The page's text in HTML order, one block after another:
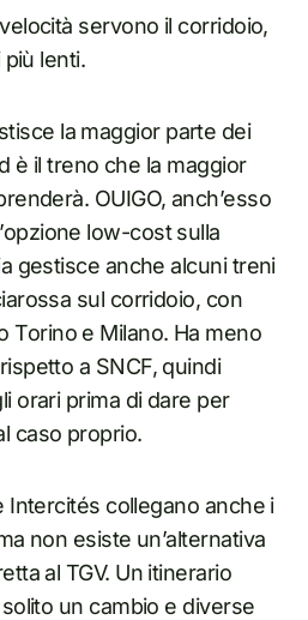
servono il corridoio,
lenti.
la maggior parte dei
è il treno che la maggior
OUIGO, anch’esso
low-cost sulla
gestisce anche alcuni treni
sul corridoio, con
Torino e Milano. Ha meno
a SNCF, quindi
orari prima di dare per
caso proprio.
Intercités collegano anche i
non esiste un’alternativa
al TGV. Un itinerario
un cambio e diverse